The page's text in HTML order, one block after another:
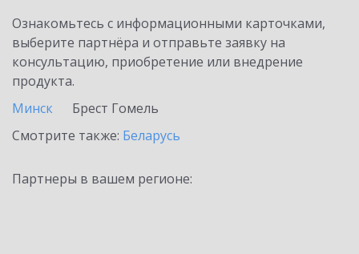
Ознакомьтесь с информационными карточками,
выберите партнёра и отправьте заявку на
консультацию, приобретение или внедрение
продукта.
Минск
Брест Гомель
Смотрите также: Беларусь
Партнеры в вашем регионе: